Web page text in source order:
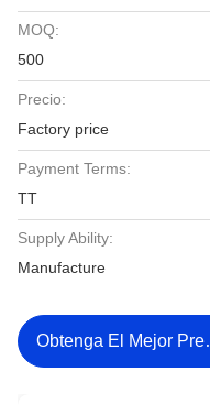
MOQ:
500
Precio:
Factory price
Payment Terms:
TT
Supply Ability:
Manufacture
Obtenga El Mejor